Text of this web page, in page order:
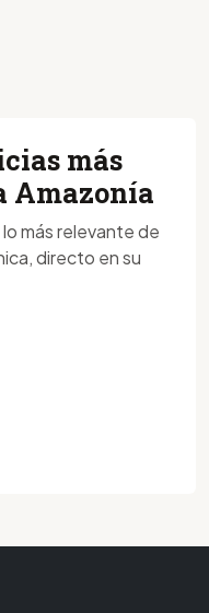
más
Amazonía
más relevante de
directo en su